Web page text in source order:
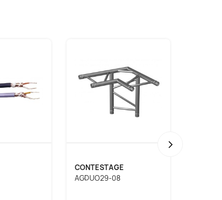
CONTESTAGE
AGDUO29-08
›